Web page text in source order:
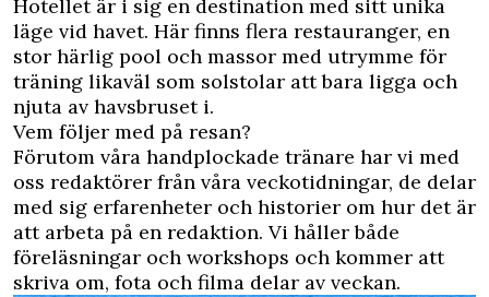
Hotellet är i sig en destination med sitt unika
läge vid havet. Här finns flera restauranger, en
stor härlig pool och massor med utrymme för
träning likaväl som solstolar att bara ligga och
njuta av havsbruset i.
Vem följer med på resan?
Förutom våra handplockade tränare har vi med
oss redaktörer från våra veckotidningar, de delar
med sig erfarenheter och historier om hur det är
att arbeta på en redaktion. Vi håller både
föreläsningar och workshops och kommer att
skriva om, fota och filma delar av veckan.